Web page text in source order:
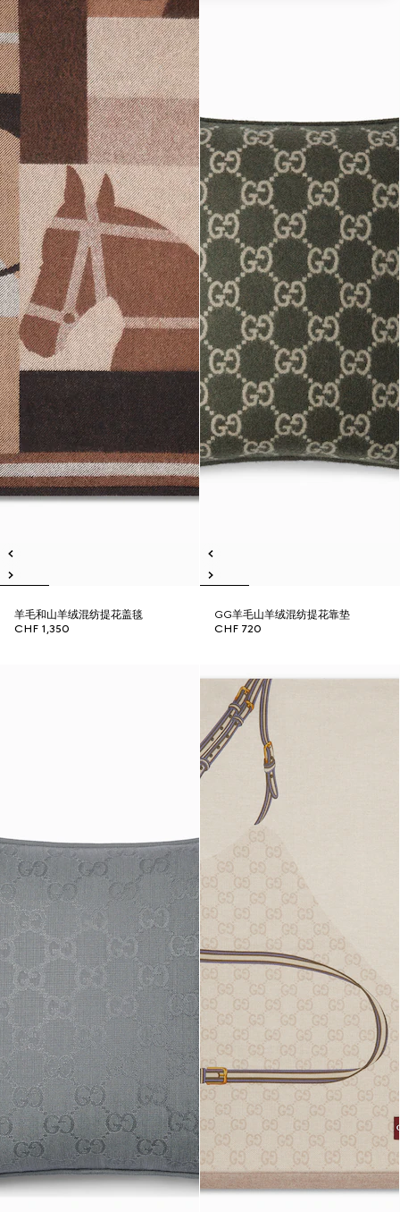
羊毛和山羊绒混纺提花盖毯
CHF 1,350
GG羊毛山羊绒混纺提花靠垫
CHF 720